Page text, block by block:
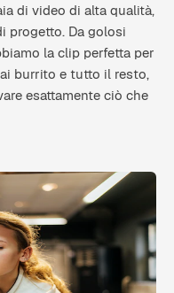
di video di alta qualità,
progetto. Da golosi
la clip perfetta per
burrito e tutto il resto,
esattamente ciò che